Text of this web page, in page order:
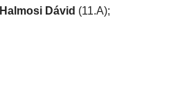
Halmosi Dávid (11.A);